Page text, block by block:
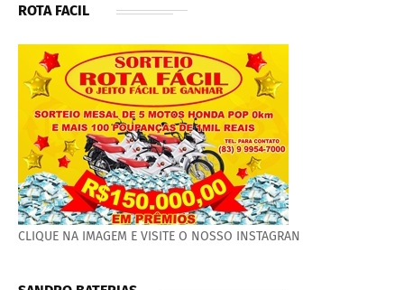
ROTA FACIL
CLIQUE NA IMAGEM E VISITE O NOSSO INSTAGRAN